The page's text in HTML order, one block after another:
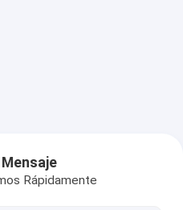
Mensaje
Rápidamente